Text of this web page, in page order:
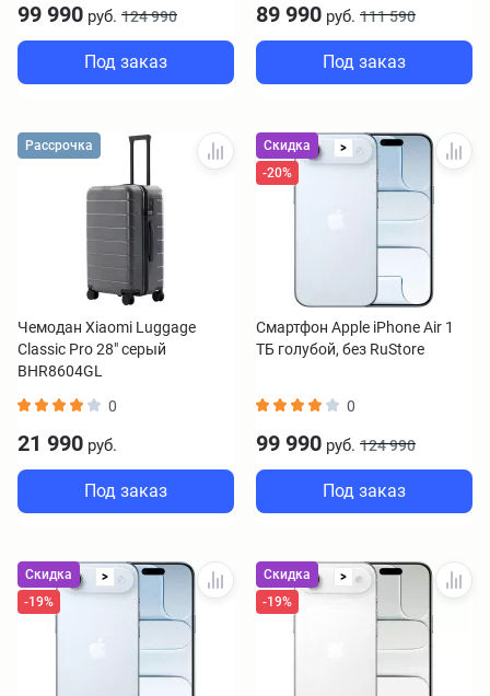
99 990 руб. 124 990
Под заказ
89 990 руб. 111 590
Под заказ
Рассрочка
Чемодан Xiaomi Luggage
Classic Pro 28" серый
BHR8604GL
0
21 990 руб.
Под заказ
Скидка
>
-20%
Смартфон Apple iPhone Air 1
ТБ голубой, без RuStore
0
99 990 руб. 124 990
Под заказ
Скидка
>
-19%
Скидка
>
-19%